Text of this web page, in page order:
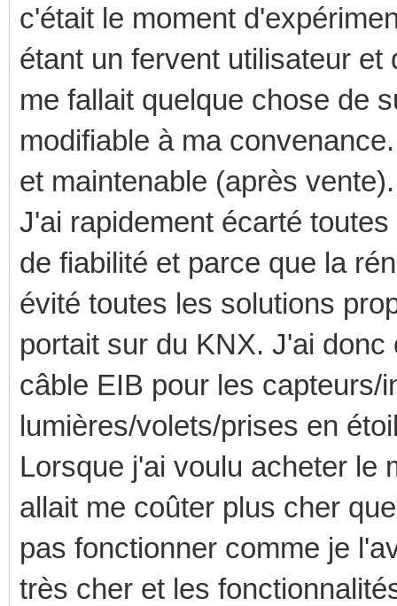
c'était le moment
étant un fervent utilisateur
me fallait quelque chose de
modifiable à ma
et maintenable (après vente).
J'ai rapidement écarté
de fiabilité et parce que la
évité toutes les solutions
portait sur du KNX. J'ai
câble EIB pour les capteurs/
lumières/volets/prises en
Lorsque j'ai voulu acheter le
allait me coûter plus cher
pas fonctionner comme je
très cher et les